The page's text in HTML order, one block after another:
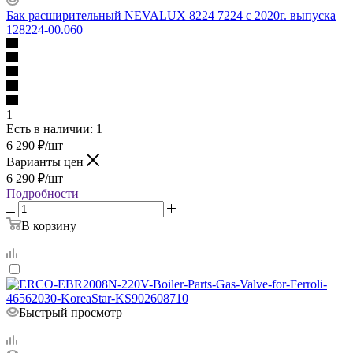
Бак расширительный NEVALUX 8224 7224 с 2020г. выпуска
128224-00.060
1
Есть в наличии: 1
6 290 ₽/шт
Варианты цен
6 290 ₽/шт
Подробности
В корзину
Быстрый просмотр